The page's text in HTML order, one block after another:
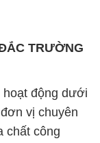
TRƯỜNG
động dưới
vị chuyên
chất công